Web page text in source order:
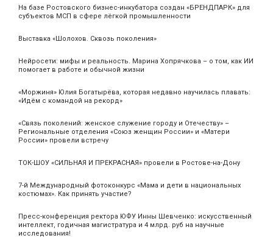
На базе Ростовского бизнес-инкубатора создан «БРЕНДПАРК» для
субъектов МСП в сфере лёгкой промышленности
Выставка «Шолохов. Сквозь поколения»
Нейросети: мифы и реальность. Марина Хопрячкова – о том, как ИИ
помогает в работе и обычной жизни
«Моржиня» Юлия Богатырёва, которая недавно научилась плавать:
«Идём с командой на рекорд»
«Связь поколений: женское служение городу и Отечеству» –
Региональные отделения «Союз женщин России» и «Матери
России» провели встречу
ТОК-ШОУ «СИЛЬНАЯ И ПРЕКРАСНАЯ» провели в Ростове-на-Дону
7-й Международный фотоконкурс «Мама и дети в национальных
костюмах». Как принять участие?
Пресс-конференция ректора ЮФУ Инны Шевченко: искусственный
интеллект, годичная магистратура и 4 млрд. руб на научные
исследования!